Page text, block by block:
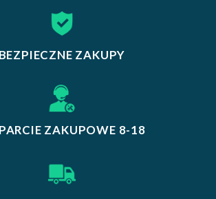
BEZPIECZNE ZAKUPY
ZAKUPOWE 8-18